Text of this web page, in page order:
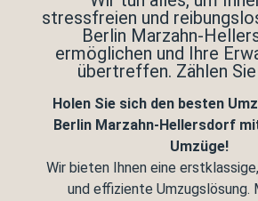
stressfreien und
Berlin Marzahn-
ermöglichen und Ihre
übertreffen. Zählen
Holen Sie sich den besten
Berlin Marzahn-Hellersdorf
Umzüge!
Wir bieten Ihnen eine
und effiziente Umzugslösung.